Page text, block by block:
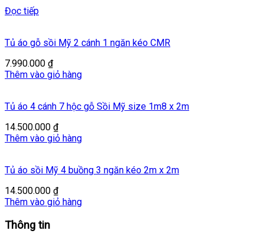
Đọc tiếp
Tủ áo gỗ sồi Mỹ 2 cánh 1 ngăn kéo CMR
7.990.000 ₫
Thêm vào giỏ hàng
Tủ áo 4 cánh 7 hộc gỗ Sồi Mỹ size 1m8 x 2m
14.500.000 ₫
Thêm vào giỏ hàng
Tủ áo sồi Mỹ 4 buồng 3 ngăn kéo 2m x 2m
14.500.000 ₫
Thêm vào giỏ hàng
Thông tin